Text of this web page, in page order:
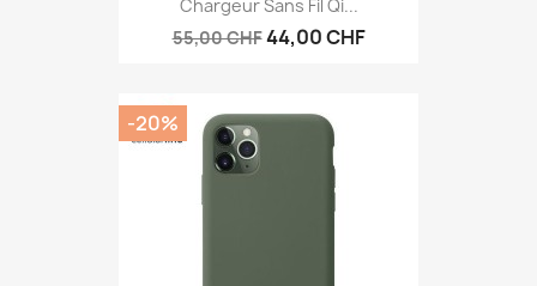
Chargeur Sans Fil Qi...
55,00 CHF44,00 CHF
-20%